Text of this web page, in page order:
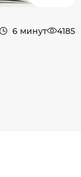
6 минут 4185